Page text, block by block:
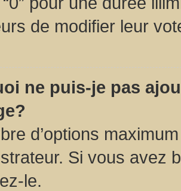
de modifier leur
ne puis-je pas
d’options
Si vous avez
le.